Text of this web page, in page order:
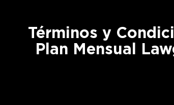
Términos y
Plan Mensual